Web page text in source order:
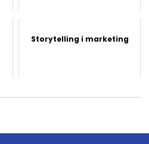
Storytelling i marketing